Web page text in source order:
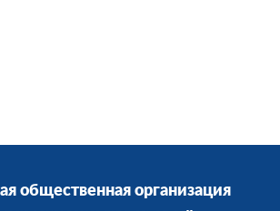
общественная организация